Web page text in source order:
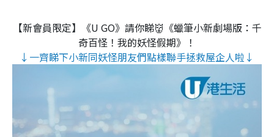
【新會員限定】《U GO》請你睇👹《蠟筆小新劇場版：千
奇百怪！我的妖怪假期》！
↓一齊睇下小新同妖怪朋友們點樣聯手拯救屋企人啦↓